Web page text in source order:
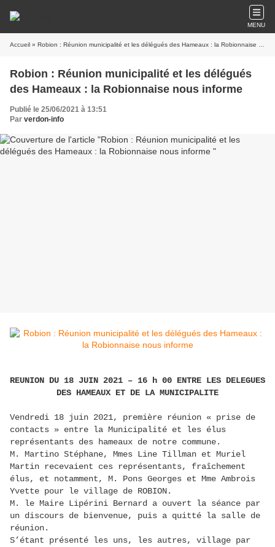
MENU
Accueil » Robion : Réunion municipalité et les délégués des Hameaux : la Robionnaise nous informe
Robion : Réunion municipalité et les délégués
des Hameaux : la Robionnaise nous informe
Publié le 25/06/2021 à 13:51
Par verdon-info
REUNION DU 18 JUIN 2021 – 16 h 00 ENTRE LES DELEGUES
DES HAMEAUX ET DE LA MUNICIPALITE
Vendredi 18 juin 2021, première réunion « prise de
contacts » entre la Municipalité et les élus
représentants des hameaux de notre commune.
M. Martino Stéphane, Mmes Line Tillman et Muriel
Martin recevaient ces représentants, fraîchement
élus, et notamment, M. Pons Georges et Mme Ambrois
Yvette pour le village de ROBION.
M. le Maire Lipérini Bernard a ouvert la séance par
un discours de bienvenue, puis a quitté la salle de
réunion.
S’étant présenté les uns, les autres, village par